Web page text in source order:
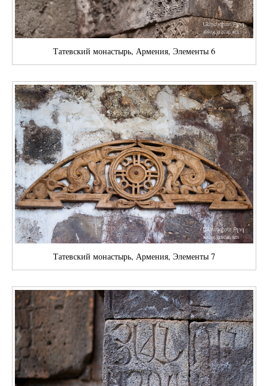
Татевский монастырь, Армения, Элементы 6
Татевский монастырь, Армения, Элементы 7